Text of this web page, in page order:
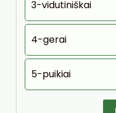
3-vidutiniškai
4-gerai
5-puikiai